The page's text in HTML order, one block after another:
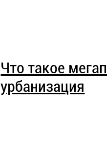
Что такое
урбанизация